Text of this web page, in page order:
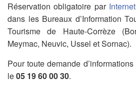
Réservation obligatoire par
dans les Bureaux d’Information
Tourisme de Haute-Corrèze
Meymac, Neuvic, Ussel et Sornac).
Pour toute demande
le05 19 60 00 30.